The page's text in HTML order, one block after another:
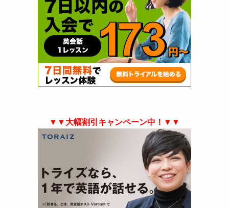
▼▼大幅割引キャンペーン中！▼▼